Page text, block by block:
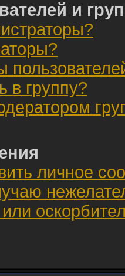
и
в группу?
личное